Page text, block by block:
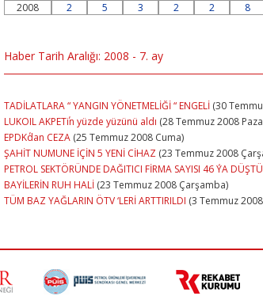
2008
2 5 3 2 2 8
Haber Tarih Aralığı: 2008 - 7. ay
TADİLATLARA “ YANGIN YÖNETMELİĞİ “ ENGELİ (30
LUKOIL AKPET΄in yüzde yüzünü aldı (28 Temmuz 2008
EPDK΄dan CEZA (25 Temmuz 2008 Cuma)
ŞAHİT NUMUNE İÇİN 5 YENİ CİHAZ (23 Temmuz 2008
PETROL SEKTÖRÜNDE DAĞITICI FİRMA SAYISI 46 ΄YA DÜŞTÜ
BAYİLERİN RUH HALİ (23 Temmuz 2008 Çarşamba)
TÜM BAZ YAĞLARIN ÖTV ‘LERİ ARTTIRILDI (3 Temmuz